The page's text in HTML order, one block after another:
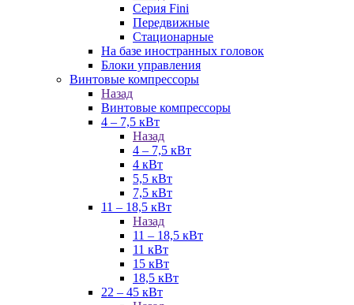
Серия Fini
Передвижные
Стационарные
На базе иностранных головок
Блоки управления
Винтовые компрессоры
Назад
Винтовые компрессоры
4 – 7,5 кВт
Назад
4 – 7,5 кВт
4 кВт
5,5 кВт
7,5 кВт
11 – 18,5 кВт
Назад
11 – 18,5 кВт
11 кВт
15 кВт
18,5 кВт
22 – 45 кВт